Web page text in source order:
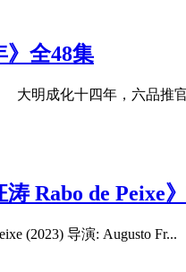
》全48集
大明成化十四年，六品推
涛 Rabo de Peixe
(2023) 导演: Augusto Fr...